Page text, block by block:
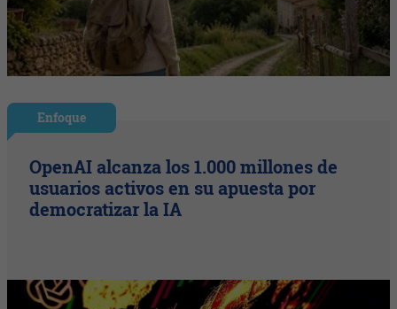
Enfoque
OpenAI alcanza los 1.000 millones de
usuarios activos en su apuesta por
democratizar la IA